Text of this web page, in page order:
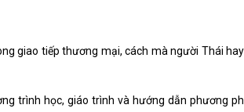
giao tiếp thương mại, cách mà người Thái
trình học, giáo trình và hướng dẫn phương